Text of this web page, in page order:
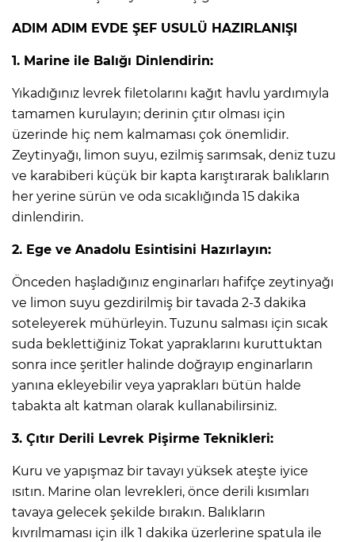
ADIM ADIM EVDE ŞEF USULÜ HAZIRLANIŞI
1. Marine ile Balığı Dinlendirin:
Yıkadığınız levrek filetolarını kağıt havlu yardımıyla
tamamen kurulayın; derinin çıtır olması için
üzerinde hiç nem kalmaması çok önemlidir.
Zeytinyağı, limon suyu, ezilmiş sarımsak, deniz tuzu
ve karabiberi küçük bir kapta karıştırarak balıkların
her yerine sürün ve oda sıcaklığında 15 dakika
dinlendirin.
2. Ege ve Anadolu Esintisini Hazırlayın:
Önceden haşladığınız enginarları hafifçe zeytinyağı
ve limon suyu gezdirilmiş bir tavada 2-3 dakika
soteleyerek mühürleyin. Tuzunu salması için sıcak
suda beklettiğiniz Tokat yapraklarını kuruttuktan
sonra ince şeritler halinde doğrayıp enginarların
yanına ekleyebilir veya yaprakları bütün halde
tabakta alt katman olarak kullanabilirsiniz.
3. Çıtır Derili Levrek Pişirme Teknikleri:
Kuru ve yapışmaz bir tavayı yüksek ateşte iyice
ısıtın. Marine olan levrekleri, önce derili kısımları
tavaya gelecek şekilde bırakın. Balıkların
kıvrılmaması için ilk 1 dakika üzerlerine spatula ile